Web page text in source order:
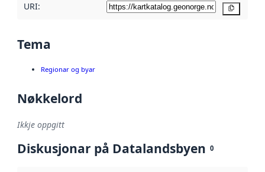
URI:
Tema
Regionar og byar
Nøkkelord
Ikkje oppgitt
Diskusjonar på Datalandsbyen 0